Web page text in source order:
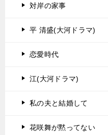
対岸の家事
平 清盛(大河ドラマ)
恋愛時代
江(大河ドラマ)
私の夫と結婚して
花咲舞が黙ってない